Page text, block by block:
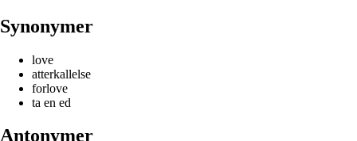
Synonymer
love
atterkallelse
forlove
ta en ed
Antonymer